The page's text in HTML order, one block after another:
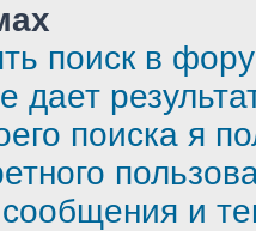
поиск в
дает
поиска я
сообщения и